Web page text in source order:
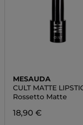
MESAUDA
CULT MATTE
Rossetto Matte
18,90 €